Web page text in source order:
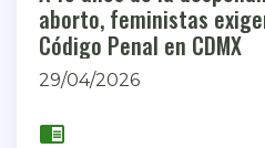
aborto, feministas
Código Penal en CDMX
29/04/2026
chrome_reader_mode